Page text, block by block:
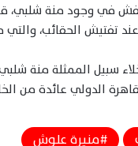
في وجود منة شلبي،
تفتيش الحقائب،
سبيل الممثلة منة
الدولي عائدة من
منيرة علوش